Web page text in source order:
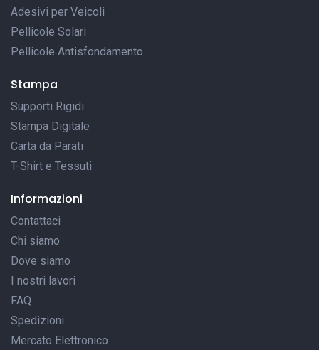
Adesivi per Veicoli
Pellicole Solari
Pellicole Antisfondamento
Stampa
Supporti Rigidi
Stampa Digitale
Carta da Parati
T-Shirt e Tessuti
Informazioni
Contattaci
Chi siamo
Dove siamo
I nostri lavori
FAQ
Spedizioni
Mercato Elettronico